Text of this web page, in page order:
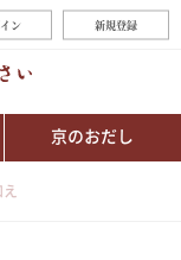
ン 新規登録
京のおだし